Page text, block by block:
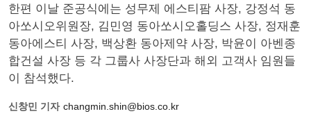
한편 이날 준공식에는 성무제 에스티팜 사장, 강정석 동
아쏘시오위원장, 김민영 동아쏘시오홀딩스 사장, 정재훈
동아에스티 사장, 백상환 동아제약 사장, 박윤이 아벤종
합건설 사장 등 각 그룹사 사장단과 해외 고객사 임원들
이 참석했다.
신창민 기자 changmin.shin@bios.co.kr